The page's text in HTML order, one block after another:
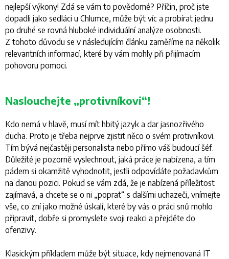
nejlepší výkony! Zdá se vám to povědomé? Příčin, proč jste
dopadli jako sedláci u Chlumce, může být víc a probírat jednu
po druhé se rovná hluboké individuální analýze osobnosti.
Z tohoto důvodu se v následujícím článku zaměříme na několik
relevantních informací, které by vám mohly při přijímacím
pohovoru pomoci.
Naslouchejte „protivníkovi“!
Kdo nemá v hlavě, musí mít hbitý jazyk a dar jasnozřivého
ducha. Proto je třeba nejprve zjistit něco o svém protivníkovi.
Tím bývá nejčastěji personalista nebo přímo váš budoucí šéf.
Důležité je pozorně vyslechnout, jaká práce je nabízena, a tím
pádem si okamžitě vyhodnotit, jestli odpovídáte požadavkům
na danou pozici. Pokud se vám zdá, že je nabízená příležitost
zajímavá, a chcete se o ni „poprat“ s dalšími uchazeči, vnímejte
vše, co zní jako možné úskalí, které by vás o práci snů mohlo
připravit, dobře si promyslete svoji reakci a přejděte do
ofenzivy.
Klasickým příkladem může být situace, kdy nejmenovaná IT